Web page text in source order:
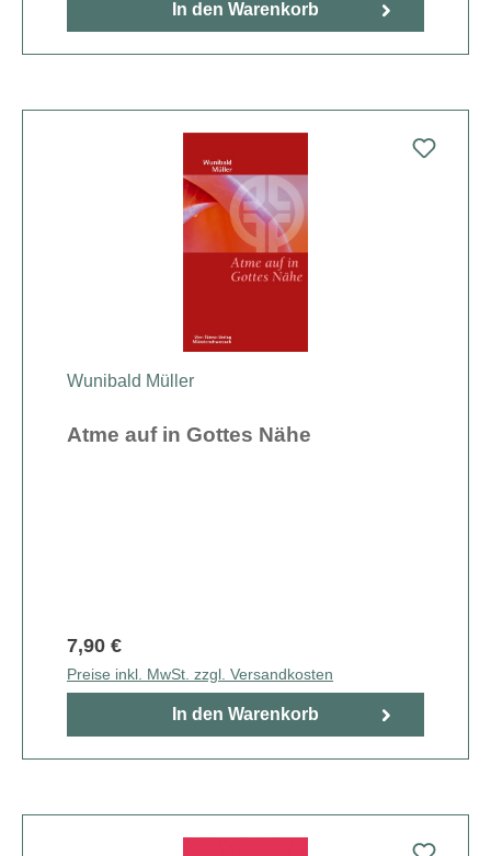
In den Warenkorb
Wunibald Müller
Atme auf in Gottes Nähe
7,90 €
Preise inkl. MwSt. zzgl. Versandkosten
In den Warenkorb